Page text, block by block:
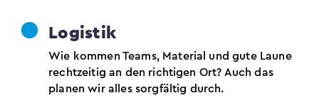
Logistik
Wie kommen Teams, Material und gute Laune
rechtzeitig an den richtigen Ort? Auch das
planen wir alles sorgfältig durch.